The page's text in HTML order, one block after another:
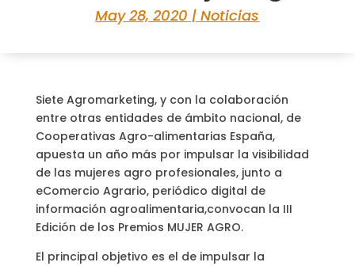
May 28, 2020 |Noticias
Siete Agromarketing, y con la colaboración
entre otras entidades de ámbito nacional, de
Cooperativas Agro-alimentarias España,
apuesta un año más por impulsar la visibilidad
de las mujeres agro profesionales, junto a
eComercio Agrario, periódico digital de
información agroalimentaria,convocan la III
Edición de los Premios MUJER AGRO.
El principal objetivo es el de impulsar la